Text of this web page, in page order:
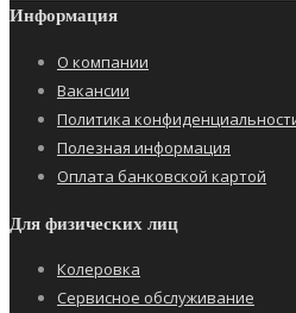
Информация
О компании
Вакансии
Политика
Полезная информация
Оплата банковской картой
Для физических лиц
Колеровка
Сервисное обслуживание